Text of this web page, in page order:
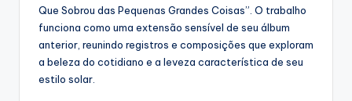
Que Sobrou das Pequenas Grandes Coisas”. O trabalho
funciona como uma extensão sensível de seu álbum
anterior, reunindo registros e composições que exploram
a beleza do cotidiano e a leveza característica de seu
estilo solar.